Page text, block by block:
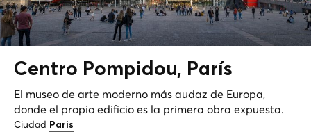
Centro Pompidou, París
El museo de arte moderno más audaz de Europa,
donde el propio edificio es la primera obra expuesta.
Ciudad Paris